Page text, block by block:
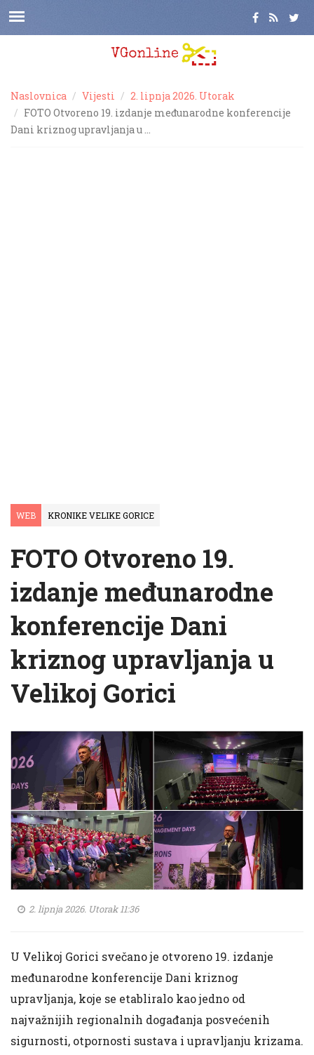
Naslovnica Vijesti
2. lipnja 2026. Utorak
FOTO Otvoreno 19. izdanje međunarodne konferencije
Dani kriznog upravljanja u …
WEB KRONIKE VELIKE GORICE
FOTO Otvoreno 19.
izdanje međunarodne
konferencije Dani
kriznog upravljanja u
Velikoj Gorici
2. lipnja 2026. Utorak 11:36
U Velikoj Gorici svečano je otvoreno 19. izdanje
međunarodne konferencije Dani kriznog
upravljanja, koje se etabliralo kao jedno od
najvažnijih regionalnih događanja posvećenih
sigurnosti, otpornosti sustava i upravljanju krizama.